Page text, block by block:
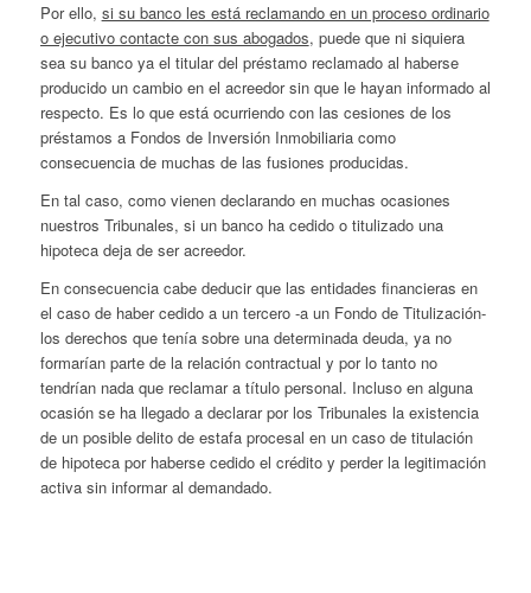
Por ello, si su banco les está reclamando en un proceso ordinario
o ejecutivo contacte con sus abogados, puede que ni siquiera
sea su banco ya el titular del préstamo reclamado al haberse
producido un cambio en el acreedor sin que le hayan informado al
respecto. Es lo que está ocurriendo con las cesiones de los
préstamos a Fondos de Inversión Inmobiliaria como
consecuencia de muchas de las fusiones producidas.
En tal caso, como vienen declarando en muchas ocasiones
nuestros Tribunales, si un banco ha cedido o titulizado una
hipoteca deja de ser acreedor.
En consecuencia cabe deducir que las entidades financieras en
el caso de haber cedido a un tercero -a un Fondo de Titulización-
los derechos que tenía sobre una determinada deuda, ya no
formarían parte de la relación contractual y por lo tanto no
tendrían nada que reclamar a título personal. Incluso en alguna
ocasión se ha llegado a declarar por los Tribunales la existencia
de un posible delito de estafa procesal en un caso de titulación
de hipoteca por haberse cedido el crédito y perder la legitimación
activa sin informar al demandado.